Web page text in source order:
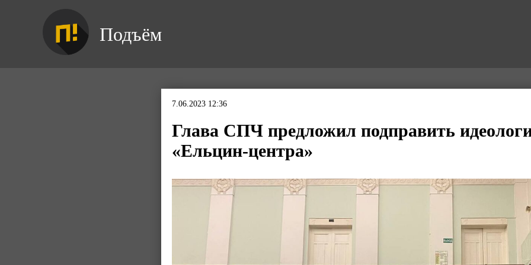
Подъём
7.06.2023 12:36
Глава СПЧ предложил подправить
«Ельцин-центра»